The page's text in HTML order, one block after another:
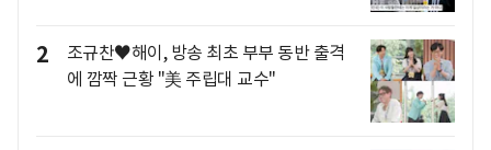
2
조규찬♥해이, 방송 최초 부부 동반 출격
에 깜짝 근황 "美 주립대 교수"